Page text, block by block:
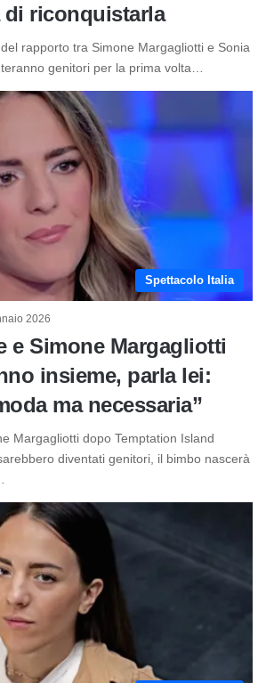
di riconquistarla
rapporto tra Simone Margagliotti e Sonia
genitori per la prima volta…
Spettacolo Italia
2026
e Simone Margagliotti
insieme, parla lei:
ma necessaria”
Margagliotti dopo Temptation Island
diventati genitori, il bimbo nascerà